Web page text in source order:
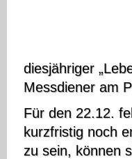
diesjähriger
Messdiener am
Für den 22.12.
kurzfristig noch
zu sein, können